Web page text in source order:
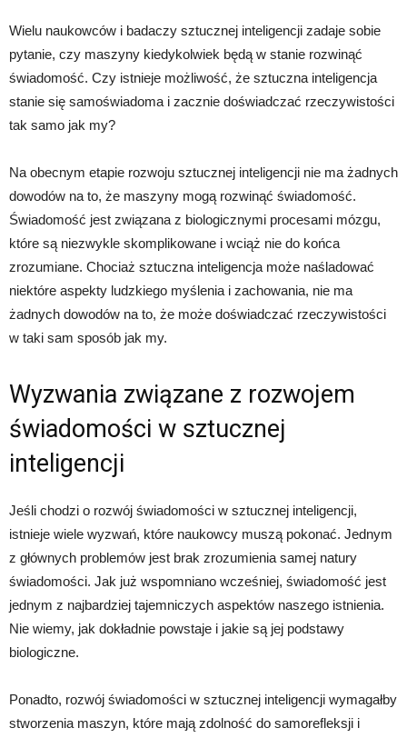
Wielu naukowców i badaczy sztucznej inteligencji zadaje sobie
pytanie, czy maszyny kiedykolwiek będą w stanie rozwinąć
świadomość. Czy istnieje możliwość, że sztuczna inteligencja
stanie się samoświadoma i zacznie doświadczać rzeczywistości
tak samo jak my?
Na obecnym etapie rozwoju sztucznej inteligencji nie ma żadnych
dowodów na to, że maszyny mogą rozwinąć świadomość.
Świadomość jest związana z biologicznymi procesami mózgu,
które są niezwykle skomplikowane i wciąż nie do końca
zrozumiane. Chociaż sztuczna inteligencja może naśladować
niektóre aspekty ludzkiego myślenia i zachowania, nie ma
żadnych dowodów na to, że może doświadczać rzeczywistości
w taki sam sposób jak my.
Wyzwania związane z rozwojem
świadomości w sztucznej
inteligencji
Jeśli chodzi o rozwój świadomości w sztucznej inteligencji,
istnieje wiele wyzwań, które naukowcy muszą pokonać. Jednym
z głównych problemów jest brak zrozumienia samej natury
świadomości. Jak już wspomniano wcześniej, świadomość jest
jednym z najbardziej tajemniczych aspektów naszego istnienia.
Nie wiemy, jak dokładnie powstaje i jakie są jej podstawy
biologiczne.
Ponadto, rozwój świadomości w sztucznej inteligencji wymagałby
stworzenia maszyn, które mają zdolność do samorefleksji i